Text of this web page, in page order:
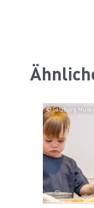
© Salzburg